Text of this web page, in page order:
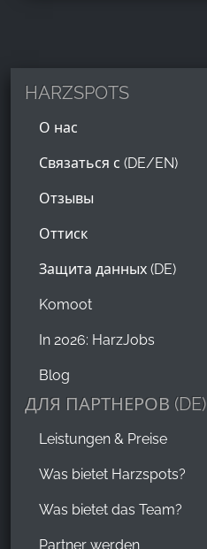
HARZSPOTS
О нас
Связаться с (DE/EN)
Отзывы
Оттиск
Защита данных (DE)
Komoot
In 2026: HarzJobs
Blog
ДЛЯ ПАРТНЕРОВ (DE)
Leistungen & Preise
Was bietet Harzspots?
Was bietet das Team?
Partner werden